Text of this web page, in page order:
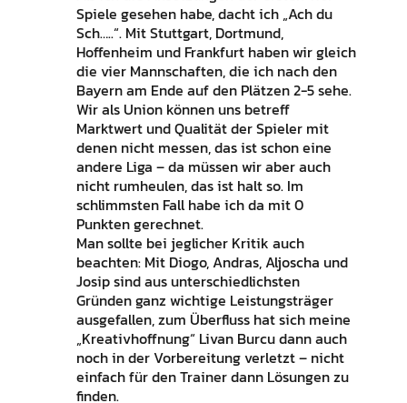
Spiele gesehen habe, dacht ich „Ach du
Sch…..“. Mit Stuttgart, Dortmund,
Hoffenheim und Frankfurt haben wir gleich
die vier Mannschaften, die ich nach den
Bayern am Ende auf den Plätzen 2-5 sehe.
Wir als Union können uns betreff
Marktwert und Qualität der Spieler mit
denen nicht messen, das ist schon eine
andere Liga – da müssen wir aber auch
nicht rumheulen, das ist halt so. Im
schlimmsten Fall habe ich da mit 0
Punkten gerechnet.
Man sollte bei jeglicher Kritik auch
beachten: Mit Diogo, Andras, Aljoscha und
Josip sind aus unterschiedlichsten
Gründen ganz wichtige Leistungsträger
ausgefallen, zum Überfluss hat sich meine
„Kreativhoffnung“ Livan Burcu dann auch
noch in der Vorbereitung verletzt – nicht
einfach für den Trainer dann Lösungen zu
finden.